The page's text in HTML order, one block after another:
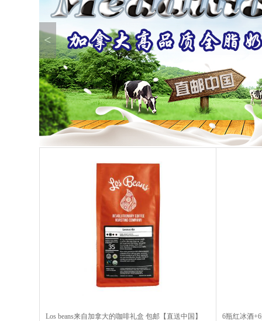
<
Los beans来自加拿大的咖啡礼盒 包邮【直送中国】
6瓶红冰酒